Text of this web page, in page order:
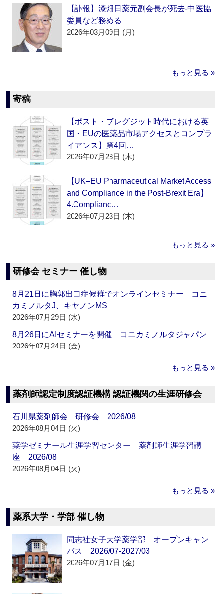
【訃報】漆畑日薬元副会長が死去‐中医協
委員など務める
2026年03月09日 (月)
もっと見る »
寄稿
【ポスト・ブレグジット時代における英
国・EUの医薬品市場アクセスとコンプラ
イアンス】第4回…
2026年07月23日 (木)
【UK–EU Pharmaceutical Market Access
and Compliance in the Post-Brexit Era】
4.Complianc…
2026年07月23日 (木)
もっと見る »
研修会 セミナー 催し物
8月21日に胸郭出口症候群でオンラインセミナー コニ
カミノルタJ、キヤノンMS
2026年07月29日 (水)
8月26日にAIセミナーを開催 コニカミノルタジャパン
2026年07月24日 (金)
もっと見る »
薬剤師認定制度認証機構 認証機関の生涯研修会
石川県薬剤師会 研修会 2026/08
2026年08月04日 (火)
薬学ゼミナール生涯学習センター 薬剤師生涯学習講
座 2026/08
2026年08月04日 (火)
もっと見る »
薬系大学・学部 催し物
同志社女子大学薬学部 オープンキャン
パス 2026/07-2027/03
2026年07月17日 (金)